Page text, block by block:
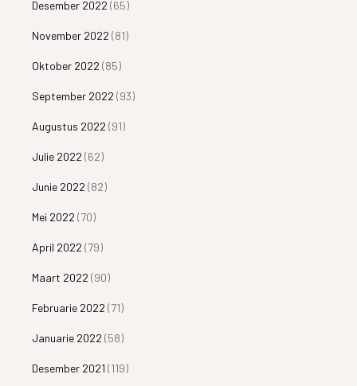
Desember 2022 (65)
November 2022 (81)
Oktober 2022 (85)
September 2022 (93)
Augustus 2022 (91)
Julie 2022 (62)
Junie 2022 (82)
Mei 2022 (70)
April 2022 (79)
Maart 2022 (90)
Februarie 2022 (71)
Januarie 2022 (58)
Desember 2021 (119)